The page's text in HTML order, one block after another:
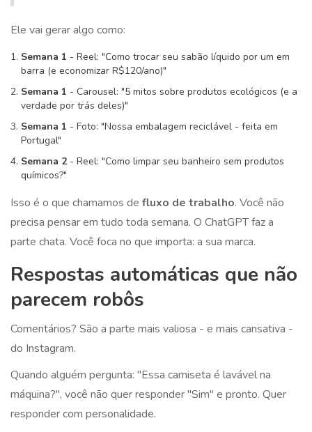
Ele vai gerar algo como:
Semana 1 - Reel: "Como trocar seu sabão líquido por um em
barra (e economizar R$120/ano)"
Semana 1 - Carousel: "5 mitos sobre produtos ecológicos (e a
verdade por trás deles)"
Semana 1 - Foto: "Nossa embalagem reciclável - feita em
Portugal"
Semana 2- Reel: "Como limpar seu banheiro sem produtos
químicos?"
Isso é o que chamamos de fluxo de trabalho. Você não
precisa pensar em tudo toda semana. O ChatGPT faz a
parte chata. Você foca no que importa: a sua marca.
Respostas automáticas que não
parecem robôs
Comentários? São a parte mais valiosa - e mais cansativa -
do Instagram.
Quando alguém pergunta: "Essa camiseta é lavável na
máquina?", você não quer responder "Sim" e pronto. Quer
responder com personalidade.